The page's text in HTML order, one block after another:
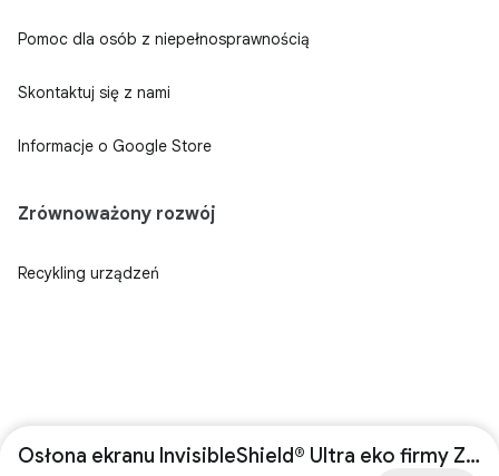
Osłona ekranu InvisibleShield® Ultra eko firmy ZAGG do zegarka Pixel Watch 4
Pomoc dla osób z niepełnosprawnością
Skontaktuj się z nami
Informacje o Google Store
Zrównoważony rozwój
Recykling urządzeń